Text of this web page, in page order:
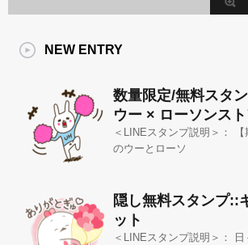
NEW ENTRY
数量限定/無料スタ
ウー × ローソンス
＜LINEスタンプ説明＞：
のウーとローソ
隠し無料スタンプ::
ット
＜LINEスタンプ説明＞：